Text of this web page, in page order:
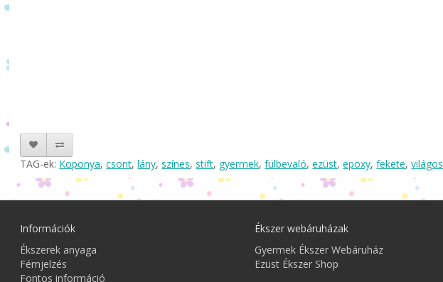
TAG-ek: Koponya,csont,lány,színes,stift, gyermek,fülbevaló,ezüst,epoxy,fekete,világos
Információk
Ékszerek anyaga
Fémjelzés
Fontos információ
Ékszer webáruházak
Gyermek Ékszer Webáruház
Ezüst Ékszer Shop